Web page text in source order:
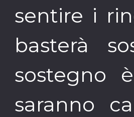
sentire i
basterà
sostegno
saranno